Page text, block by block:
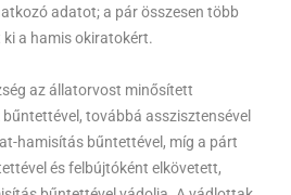
adatot; a pár összesen több
a hamis okiratokért.
az állatorvost minősített
továbbá asszisztensével
hamisítás bűntettével, míg a párt
és felbújtóként elkövetett,